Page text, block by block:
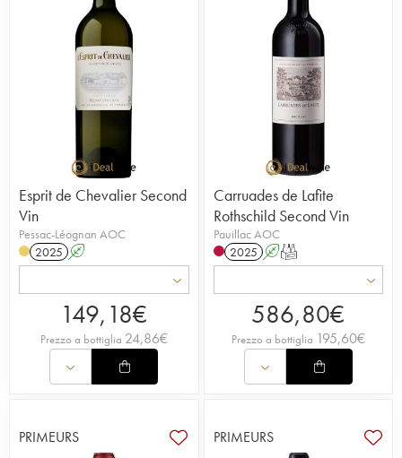
Esprit de Chevalier Second
Vin
Pessac-Léognan AOC
2025 A
149,18€
Prezzo a bottiglia 24,86€
Carruades de Lafite
Rothschild Second Vin
Pauillac AOC
2025 AT
586,80€
Prezzo a bottiglia 195,60€
PRIMEURS PRIMEURS